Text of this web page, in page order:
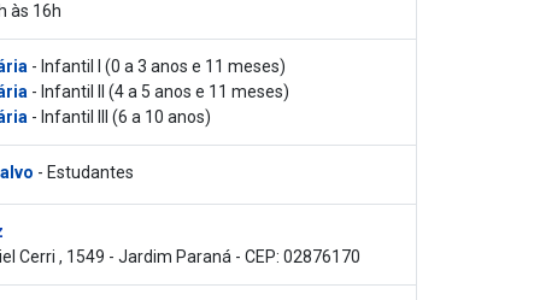
às 16h
- Infantil I (0 a 3 anos e 11 meses)
- Infantil II (4 a 5 anos e 11 meses)
- Infantil III (6 a 10 anos)
- Estudantes
Cerri , 1549 - Jardim Paraná - CEP: 02876170